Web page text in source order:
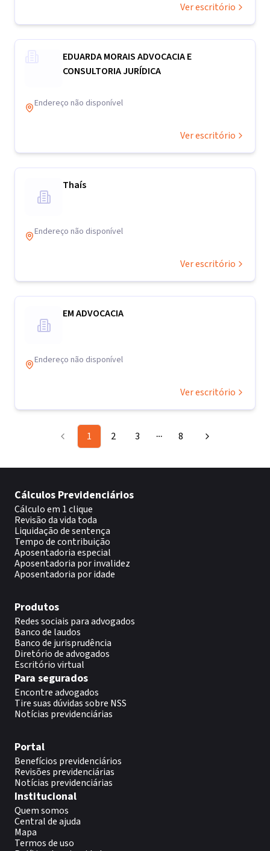
Ver escritório
EDUARDA MORAIS ADVOCACIA E
CONSULTORIA JURÍDICA
Endereço não disponível
Ver escritório
Thaís
Endereço não disponível
Ver escritório
EM ADVOCACIA
Endereço não disponível
Ver escritório
1 2 3 More pages
8
Cálculos Previdenciários
Cálculo em 1 clique
Revisão da vida toda
Liquidação de sentença
Tempo de contribuição
Aposentadoria especial
Aposentadoria por invalidez
Aposentadoria por idade
Produtos
Redes sociais para advogados
Banco de laudos
Banco de jurisprudência
Diretório de advogados
Escritório virtual
Para segurados
Encontre advogados
Tire suas dúvidas sobre NSS
Notícias previdenciárias
Portal
Benefícios previdenciários
Revisões previdenciárias
Notícias previdenciárias
Institucional
Quem somos
Central de ajuda
Mapa
Termos de uso